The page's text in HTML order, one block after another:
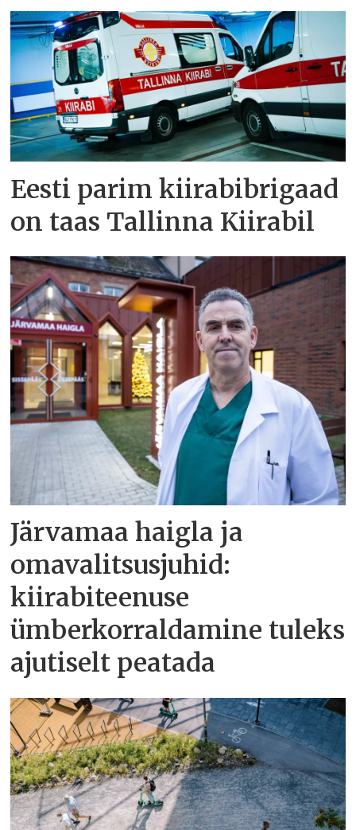
Eesti parim kiirabibrigaad
on taas Tallinna Kiirabil
Järvamaa haigla ja
omavalitsusjuhid:
kiirabiteenuse
ümberkorraldamine tuleks
ajutiselt peatada